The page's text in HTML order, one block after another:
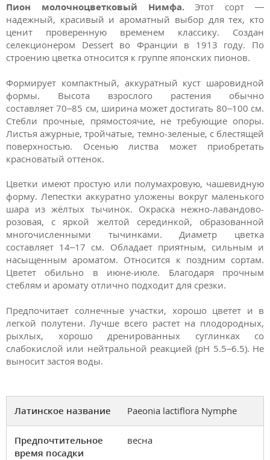
Пион молочноцветковый Нимфа.Этот сорт —
надежный, красивый и ароматный выбор для тех, кто
ценит проверенную временем классику. Создан
селекционером Dessert во Франции в 1913 году. По
строению цветка относится к группе японских пионов.
Формирует компактный, аккуратный куст шаровидной
формы. Высота взрослого растения обычно
составляет 70–85 см, ширина может достигать 80–100 см.
Стебли прочные, прямостоячие, не требующие опоры.
Листья ажурные, тройчатые, темно-зеленые, с блестящей
поверхностью. Осенью листва может приобретать
красноватый оттенок.
Цветки имеют простую или полумахровую, чашевидную
форму. Лепестки аккуратно уложены вокруг маленького
шара из жёлтых тычинок. Окраска нежно-лавандово-
розовая, с яркой желтой серединкой, образованной
многочисленными тычинками. Диаметр цветка
составляет 14–17 см. Обладает приятным, сильным и
насыщенным ароматом. Относится к поздним сортам.
Цветет обильно в июне-июле. Благодаря прочным
стеблям и аромату отлично подходит для срезки.
Предпочитает солнечные участки, хорошо цветет и в
легкой полутени. Лучше всего растет на плодородных,
рыхлых, хорошо дренированных суглинках со
слабокислой или нейтральной реакцией (pH 5.5–6.5). Не
выносит застоя воды.
Латинское название Paeonia lactiflora Nymphe
Предпочтительное
время посадки
весна